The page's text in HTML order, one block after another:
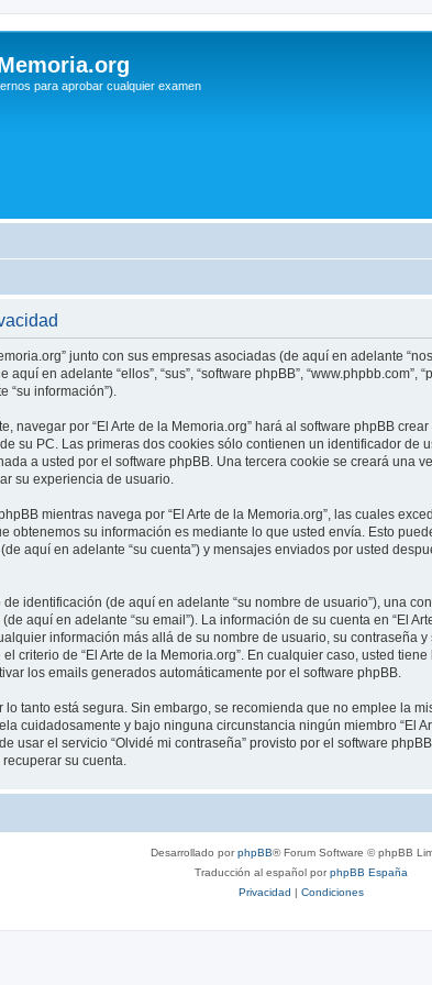
para aprobar cualquier examen
junto con sus empresas asociadas (de aquí en adelante
en adelante “ellos”, “sus”, “software phpBB”,
“su información”).
navegar por “El Arte de la Memoria.org” hará al software phpBB
su PC. Las primeras dos cookies sólo contienen un identificador de
a usted por el software phpBB. Una tercera cookie se creará una
su experiencia de usuario.
mientras navega por “El Arte de la Memoria.org”, las cuales
obtenemos su información es mediante lo que usted envía. Esto
aquí en adelante “su cuenta”) y mensajes enviados por usted
identificación (de aquí en adelante “su nombre de usuario”), una
aquí en adelante “su email”). La información de su cuenta en “El
información más allá de su nombre de usuario, su contraseña
criterio de “El Arte de la Memoria.org”. En cualquier caso, usted
los emails generados automáticamente por el software phpBB.
tanto está segura. Sin embargo, se recomienda que no emplee la
cuidadosamente y bajo ninguna circunstancia ningún miembro “El
usar el servicio “Olvidé mi contraseña” provisto por el software
su cuenta.
Desarrollado porphpBB® Forum Software © phpBB
Traducción al español porphpBB España
Privacidad | Condiciones